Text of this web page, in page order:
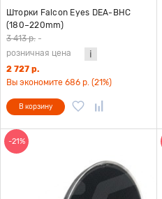
Шторки Falcon Eyes DEA-BHC
(180–220mm)
3 413 р. -
розничная цена
2 727 р.
Вы экономите 686 р. (21%)
В корзину
-21%